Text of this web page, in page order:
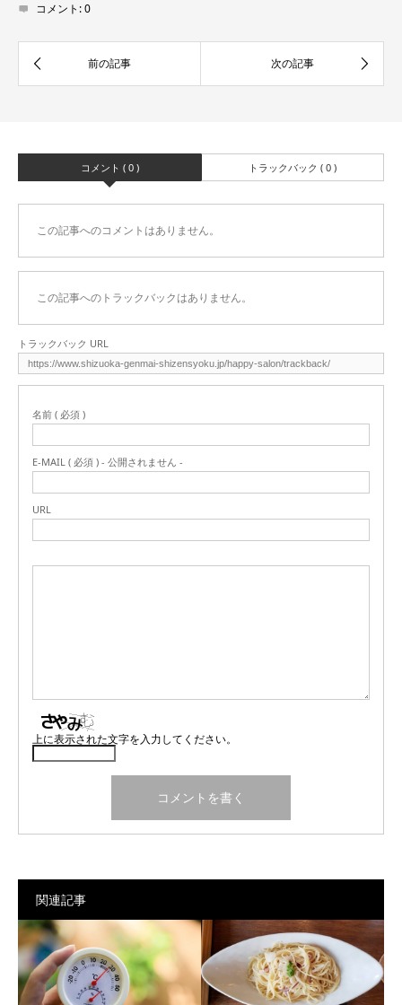
コメント:0
コメント ( 0 ) トラックバック ( 0 )
この記事へのコメントはありません。
この記事へのトラックバックはありません。
トラックバック URL
名前 ( 必須 )
E-MAIL ( 必須 ) - 公開されません -
URL
上に表示された文字を入力してください。
関連記事